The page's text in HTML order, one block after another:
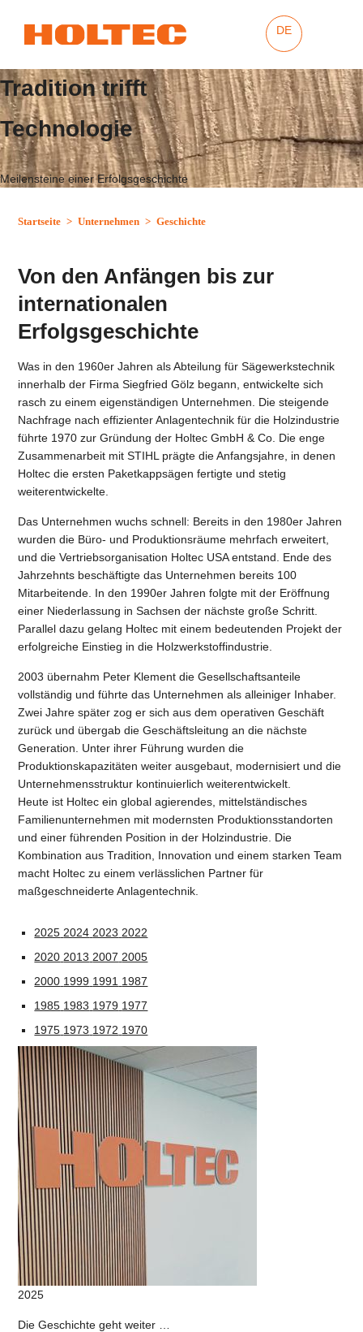
DE
Tradition trifft
Technologie
Meilensteine einer Erfolgsgeschichte
Startseite > Unternehmen > Geschichte
Von den Anfängen bis zur
internationalen
Erfolgsgeschichte
Was in den 1960er Jahren als Abteilung für Sägewerkstechnik
innerhalb der Firma Siegfried Gölz begann, entwickelte sich
rasch zu einem eigenständigen Unternehmen. Die steigende
Nachfrage nach effizienter Anlagentechnik für die Holzindustrie
führte 1970 zur Gründung der Holtec GmbH & Co. Die enge
Zusammenarbeit mit STIHL prägte die Anfangsjahre, in denen
Holtec die ersten Paketkappsägen fertigte und stetig
weiterentwickelte.
Das Unternehmen wuchs schnell: Bereits in den 1980er Jahren
wurden die Büro- und Produktionsräume mehrfach erweitert,
und die Vertriebsorganisation Holtec USA entstand. Ende des
Jahrzehnts beschäftigte das Unternehmen bereits 100
Mitarbeitende. In den 1990er Jahren folgte mit der Eröffnung
einer Niederlassung in Sachsen der nächste große Schritt.
Parallel dazu gelang Holtec mit einem bedeutenden Projekt der
erfolgreiche Einstieg in die Holzwerkstoffindustrie.
2003 übernahm Peter Klement die Gesellschaftsanteile
vollständig und führte das Unternehmen als alleiniger Inhaber.
Zwei Jahre später zog er sich aus dem operativen Geschäft
zurück und übergab die Geschäftsleitung an die nächste
Generation. Unter ihrer Führung wurden die
Produktionskapazitäten weiter ausgebaut, modernisiert und die
Unternehmensstruktur kontinuierlich weiterentwickelt.
Heute ist Holtec ein global agierendes, mittelständisches
Familienunternehmen mit modernsten Produktionsstandorten
und einer führenden Position in der Holzindustrie. Die
Kombination aus Tradition, Innovation und einem starken Team
macht Holtec zu einem verlässlichen Partner für
maßgeschneiderte Anlagentechnik.
2025 2024 2023 2022
2020 2013 2007 2005
2000 1999 1991 1987
1985 1983 1979 1977
1975 1973 1972 1970
2025
Die Geschichte geht weiter …